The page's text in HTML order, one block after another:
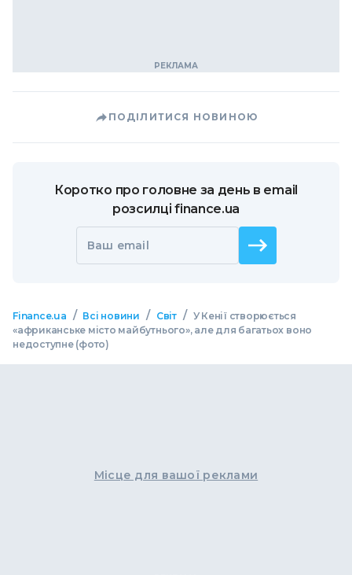
ПОДІЛИТИСЯ НОВИНОЮ
Коротко про головне за день в email
розсилці finance.ua
Ваш email
Finance.ua / Всі новини / Світ / У Кенії створюється
«африканське місто майбутнього», але для багатьох воно
недоступне (фото)
Місце для вашої реклами